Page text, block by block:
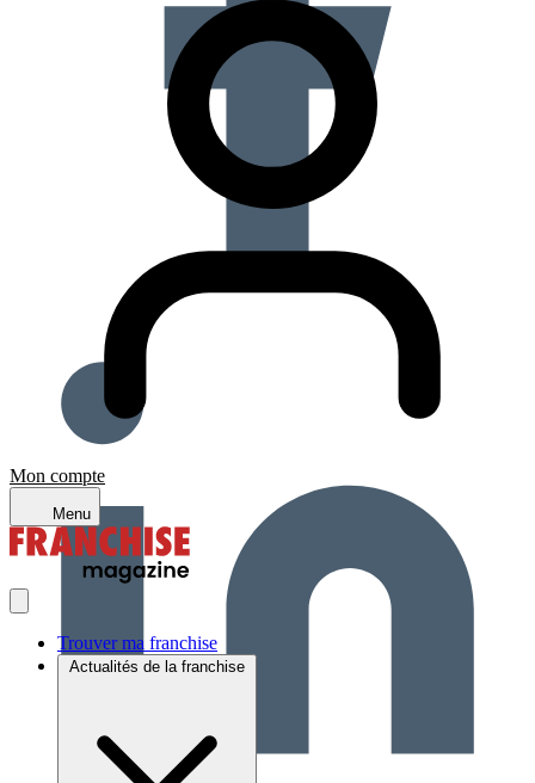
Mon compte
Menu
Trouver ma franchise
Actualités de la franchise